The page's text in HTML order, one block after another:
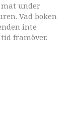
under
Vad boken
inte
framöver.